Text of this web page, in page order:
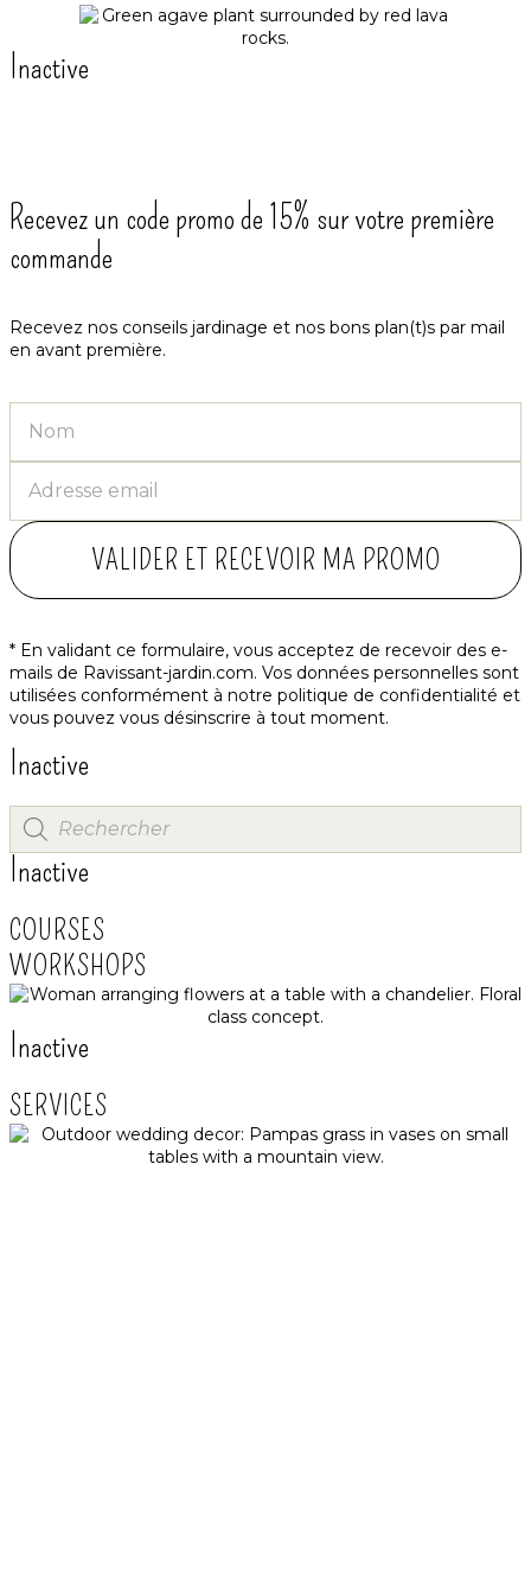
Inactive
Recevez un code promo de 15% sur votre première
commande
Recevez nos conseils jardinage et nos bons plan(t)s par mail
en avant première.
VALIDER ET RECEVOIR MA PROMO
* En validant ce formulaire, vous acceptez de recevoir des e-
mails de Ravissant-jardin.com. Vos données personnelles sont
utilisées conformément à notre politique de confidentialité et
vous pouvez vous désinscrire à tout moment.
Inactive
Inactive
COURSES
WORKSHOPS
Inactive
SERVICES